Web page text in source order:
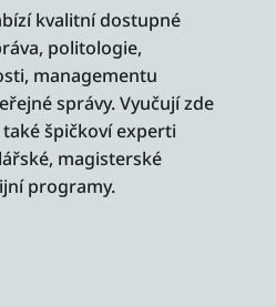
kvalitní dostupné
politologie,
managementu
správy. Vyučují zde
špičkoví experti
magisterské
programy.